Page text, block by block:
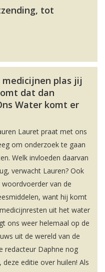
tot
medicijnen plas jij
dat dan
Water komt er
Lauret praat met ons
om onderzoek te gaan
Welk invloeden daarvan
verwacht Lauren? Ook
van de
want hij komt
uit het water
ons weer helemaal op de
uit de wereld van de
redacteur Daphne nog
editie over huilen! Als